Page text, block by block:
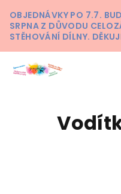
na
obsah
OBJEDNÁVKY PO 7.7.
SRPNA Z DŮVODU
STĚHOVÁNÍ DÍLNY.